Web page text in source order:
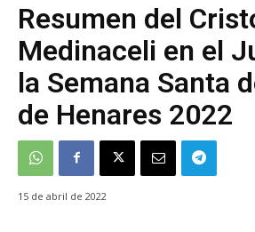
Resumen del
Medinaceli en el
la Semana Santa
de Henares 2022
15 de abril de 2022